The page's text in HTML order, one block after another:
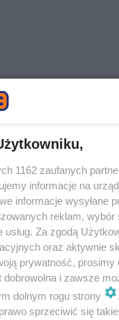
śledcza. Trwa
jak
1162 zaufanych
informacje na
informacje wysyłane
reklam,
usług. Za zgodą
oraz aktywnie
prywatność, prosimy
dobrowolna i zawsze
dolnym rogu strony
sprzeciwić się